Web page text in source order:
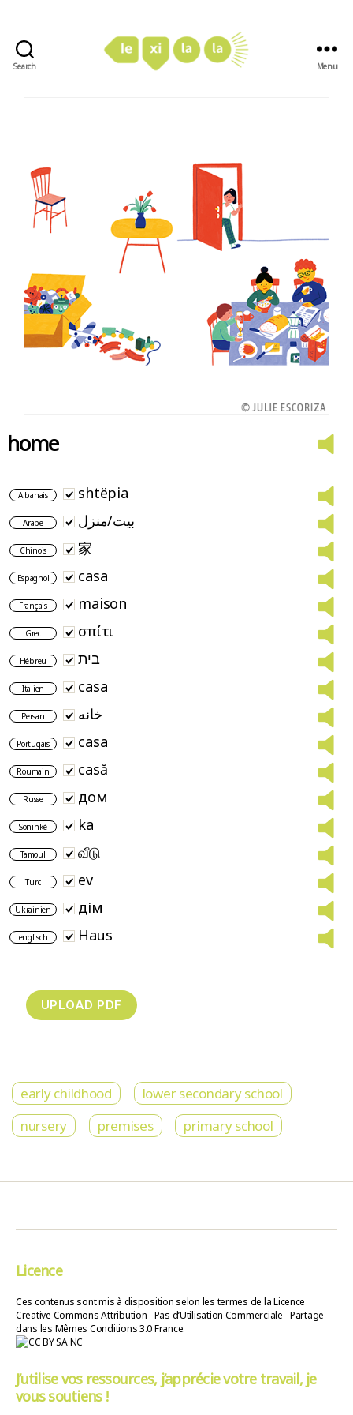
Search Menu
home
Albanais shtëpia
Arabe بيت/منزل
Chinois 家
Espagnol casa
Français maison
Grec σπίτι
Hébreu בית
Italien casa
Persan خانه
Portugais casa
Roumain casă
Russe дом
Soninké ka
Tamoul வீடு
Turc ev
Ukrainien дім
englisch Haus
early childhood
lower secondary school
nursery
premises primary school
Licence
Ces contenus sont mis à disposition selon les termes de la Licence
Creative Commons Attribution - Pas d’Utilisation Commerciale - Partage
dans les Mêmes Conditions 3.0 France.
J’utilise vos ressources, j’apprécie votre travail, je
vous soutiens !